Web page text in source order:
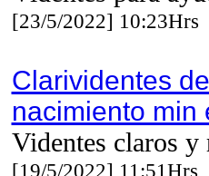
[23/5/2022] 10:23Hrs
Clarividentes de
nacimiento min
Videntes claros y
[19/5/2022] 11:51Hrs